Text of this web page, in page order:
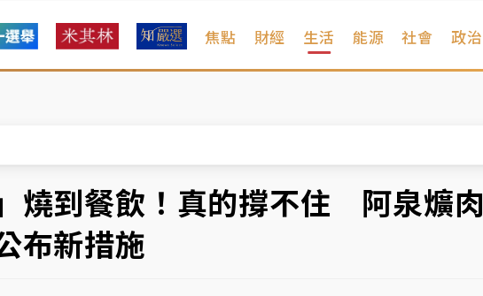
焦點 財經 生活 能源 社會 政治
槓桿完成逾半 波動率降至2個月低
件災情 侯友宜揭這類災損最多
雨量破百毫米 水塔、雨棚砸落毀車
燒到餐飲！真的撐不住 阿泉爌肉
布新措施